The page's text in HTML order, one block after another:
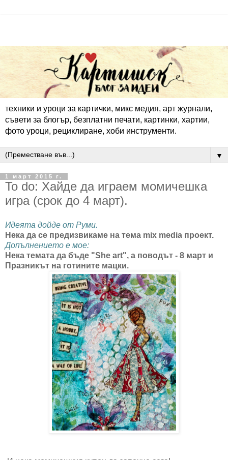
техники и уроци за картички, микс медия, арт журнали,
съвети за блогър, безплатни печати, картинки, хартии,
фото уроци, рециклиране, хоби инструменти.
▼
1 март 2015 г.
To do: Хайде да играем момичешка
игра (срок до 4 март).
Идеята дойде от Руми.
Нека да се предизвикаме на тема mix media проект.
Допълнението е мое:
Нека темата да бъде "She art", a поводът - 8 март и
Празникът на готините мацки.